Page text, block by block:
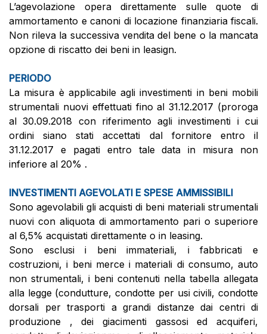
L’agevolazione opera direttamente sulle quote di
ammortamento e canoni di locazione finanziaria fiscali.
Non rileva la successiva vendita del bene o la mancata
opzione di riscatto dei beni in leasign.
PERIODO
La misura è applicabile agli investimenti in beni mobili
strumentali nuovi effettuati fino al 31.12.2017 (proroga
al 30.09.2018 con riferimento agli investimenti i cui
ordini siano stati accettati dal fornitore entro il
31.12.2017 e pagati entro tale data in misura non
inferiore al 20% .
INVESTIMENTI AGEVOLATI E SPESE AMMISSIBILI
Sono agevolabili gli acquisti di beni materiali strumentali
nuovi con aliquota di ammortamento pari o superiore
al 6,5% acquistati direttamente o in leasing.
Sono esclusi i beni immateriali, i fabbricati e
costruzioni, i beni merce i materiali di consumo, auto
non strumentali, i beni contenuti nella tabella allegata
alla legge (condutture, condotte per usi civili, condotte
dorsali per trasporti a grandi distanze dai centri di
produzione , dei giacimenti gassosi ed acquiferi,